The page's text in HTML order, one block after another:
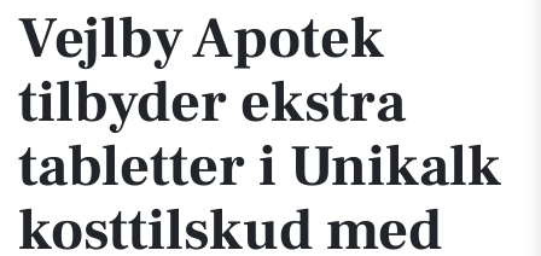
Vejlby Apotek
tilbyder ekstra
tabletter i Unikalk
kosttilskud med